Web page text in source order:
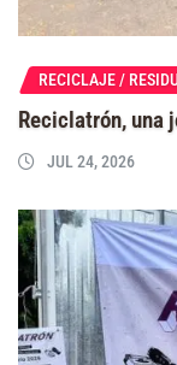
RECICLAJE /
Reciclatrón, una
JUL 24, 2026